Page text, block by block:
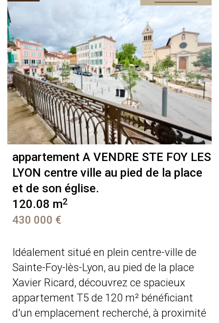
appartement A VENDRE STE FOY LES
LYON centre ville au pied de la place
et de son église.
120.08 m2
430 000 €
Idéalement situé en plein centre-ville de
Sainte-Foy-lès-Lyon, au pied de la place
Xavier Ricard, découvrez ce spacieux
appartement T5 de 120 m² bénéficiant
d'un emplacement recherché, à proximité